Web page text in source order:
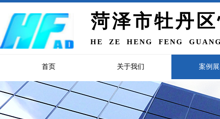
菏泽市牡丹
HE ZE HENG FENG
首页 关于我们 案例